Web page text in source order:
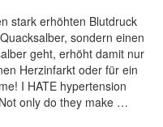
stark erhöhten Blutdruck
sondern einen
geht, erhöht damit nur
Herzinfarkt oder für ein
I HATE hypertension
only do they make …